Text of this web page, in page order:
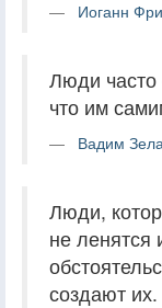
Иоганн
Люди часто
что им
Вадим
Люди,
не
создают их.